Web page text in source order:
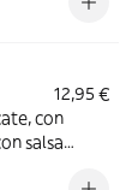
12,95 €
con
salsa